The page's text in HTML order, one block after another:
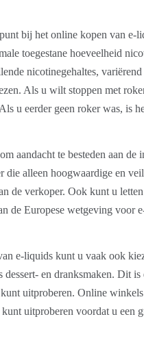
bij het online kopen van e-
toegestane hoeveelheid
nicotinegehaltes,
Als u wilt stoppen met
u eerder geen roker was, is
aandacht te besteden aan
die alleen hoogwaardige en
de verkoper. Ook kunt u
de Europese wetgeving voor
e-liquids kunt u vaak ook
dessert- en dranksmaken. Dit
uitproberen. Online
uitproberen voordat u een